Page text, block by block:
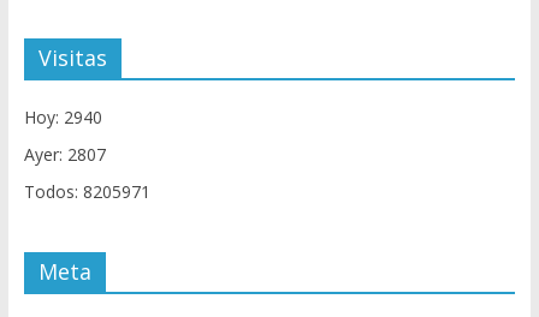
Visitas
Hoy: 2940
Ayer: 2807
Todos: 8205971
Meta